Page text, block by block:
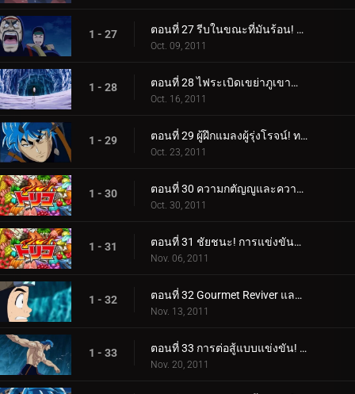
1 - 27 ตอนที่ 27 รีบในขณะที่มันร้อน! การแข่งขันเอาชีวิตรอดบนน้ำแข็ง!
Oct. 09, 2011
1 - 28 ตอนที่ 28 ไฟระเบิดเขย่าภูเขาน้ำแข็ง! ตัวตนของชายสวมหน้ากาก!
Oct. 16, 2011
1 - 29 ตอนที่ 29 ผู้ฝึกแมลงผู้รุ่งโรจน์! ทอมมี่ร็อด ปะทะ โทริโกะ!
Oct. 23, 2011
1 - 30 ตอนที่ 30 ความกตัญญูและความภาคภูมิใจ! ช็อตเกลียวเต็มแรงของทาคิมารุ!
Oct. 30, 2011
1 - 31 ตอนที่ 31 ชัยชนะ! การแข่งขันและการโจมตีอย่างสิ้นหวังของทาคิมารุ
Nov. 06, 2011
1 - 32 ตอนที่ 32 Gourmet Reviver และตำแหน่งของซุปในตำนาน!
Nov. 13, 2011
1 - 33 ตอนที่ 33 การต่อสู้แบบแข่งขัน! โทริโกะ ปะทะ ทอมมี่ร็อด ผู้ดุเดือด!
Nov. 20, 2011